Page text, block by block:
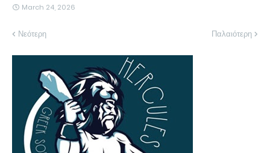
March 24, 2026
Νεότερη Παλαιότερη